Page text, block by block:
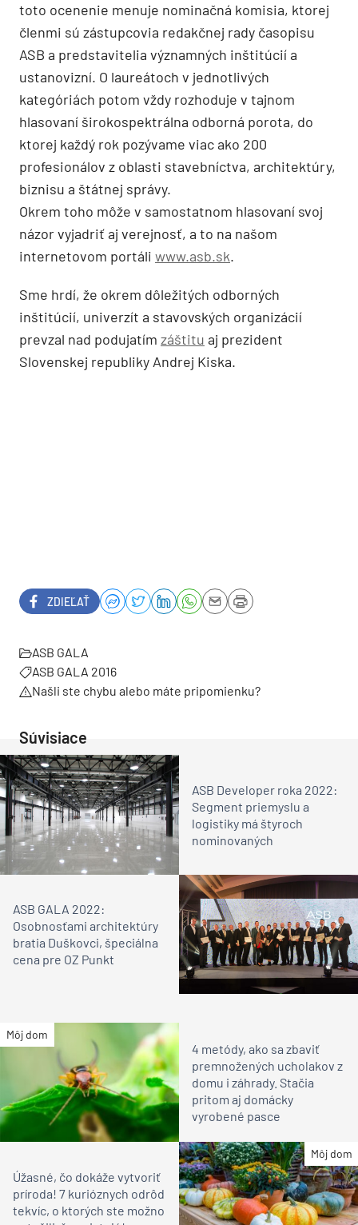
toto ocenenie menuje nominačná komisia, ktorej
členmi sú zástupcovia redakčnej rady časopisu
ASB a predstavitelia významných inštitúcií a
ustanovizní. O laureátoch v jednotlivých
kategóriách potom vždy rozhoduje v tajnom
hlasovaní širokospektrálna odborná porota, do
ktorej každý rok pozývame viac ako 200
profesionálov z oblasti stavebníctva, architektúry,
biznisu a štátnej správy.
Okrem toho môže v samostatnom hlasovaní svoj
názor vyjadriť aj verejnosť, a to na našom
internetovom portáli www.asb.sk.
Sme hrdí, že okrem dôležitých odborných
inštitúcií, univerzít a stavovských organizácií
prevzal nad podujatím záštitu aj prezident
Slovenskej republiky Andrej Kiska.
ZDIEĽAŤ
ASB GALA
ASB GALA 2016
Našli ste chybu alebo máte pripomienku?
Súvisiace
ASB Developer roka 2022:
Segment priemyslu a
logistiky má štyroch
nominovaných
ASB GALA 2022:
Osobnosťami architektúry
bratia Duškovci, špeciálna
cena pre OZ Punkt
Môj dom
4 metódy, ako sa zbaviť
premnožených ucholakov z
domu i záhrady. Stačia
pritom aj domácky
vyrobené pasce
Môj dom
Úžasné, čo dokáže vytvoriť
príroda! 7 kurióznych odrôd
tekvíc, o ktorých ste možno